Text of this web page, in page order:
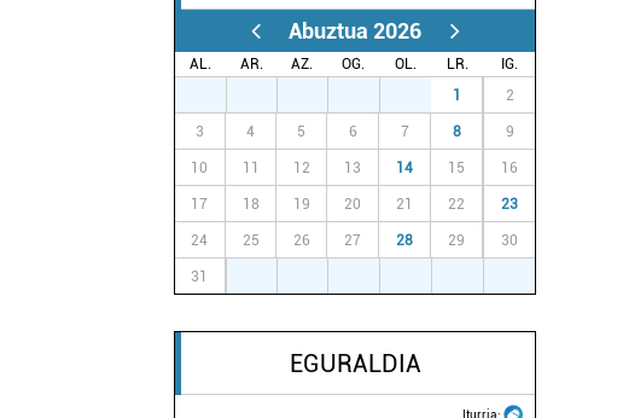
Abuztua 2026
AL. AR. AZ. OG. OL. LR.
IG.
1 2
3 4 5 6 7 8 9
10 11 12 13 14 15 16
17 18 19 20 21 22 23
24 25 26 27 28 29 30
31
EGURALDIA
Iturria: